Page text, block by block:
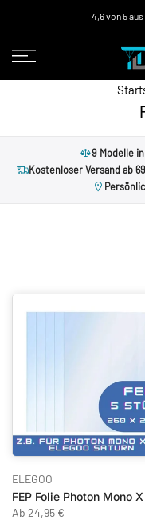
springen
4,6 von 5
9 Modelle
Kostenloser Versand ab
ELEGOO
Ab 24,95 €